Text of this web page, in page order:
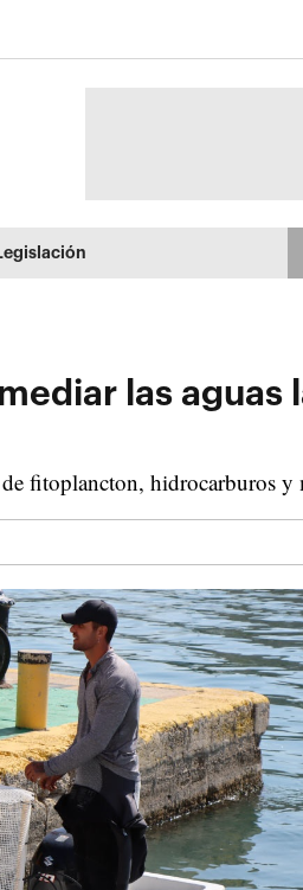
las aguas
fitoplancton, hidrocarburos y